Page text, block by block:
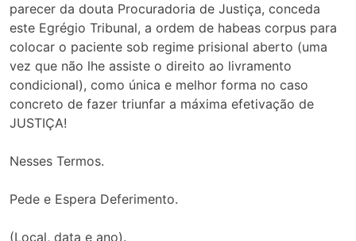
parecer da douta Procuradoria de Justiça, conceda
este Egrégio Tribunal, a ordem de habeas corpus para
colocar o paciente sob regime prisional aberto (uma
vez que não lhe assiste o direito ao livramento
condicional), como única e melhor forma no caso
concreto de fazer triunfar a máxima efetivação de
JUSTIÇA!
Nesses Termos.
Pede e Espera Deferimento.
(Local, data e ano).